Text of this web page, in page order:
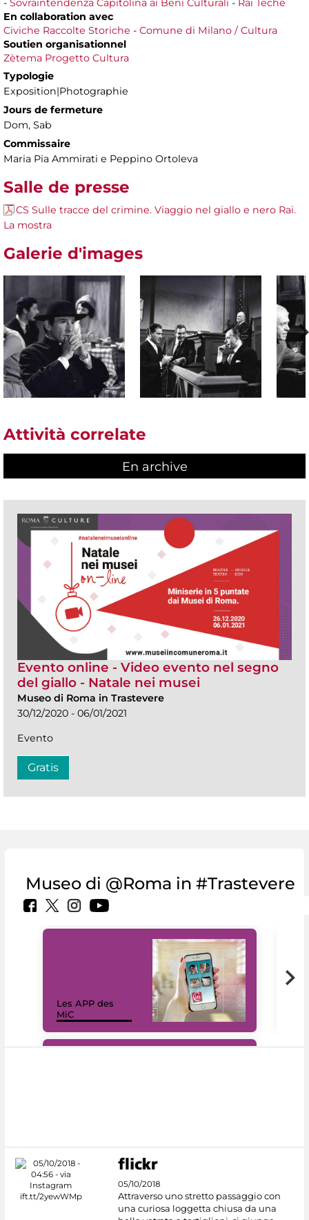
- Sovraintendenza Capitolina ai Beni Culturali - Rai Teche
En collaboration avec
Civiche Raccolte Storiche - Comune di Milano / Cultura
Soutien organisationnel
Zètema Progetto Cultura
Typologie
Exposition|Photographie
Jours de fermeture
Dom, Sab
Commissaire
Maria Pia Ammirati e Peppino Ortoleva
Salle de presse
CS Sulle tracce del crimine. Viaggio nel giallo e nero Rai.
La mostra
Galerie d'images
Attività correlate
En archive
Evento online - Video evento nel segno
del giallo - Natale nei musei
Museo di Roma in Trastevere
30/12/2020 - 06/01/2021
Evento
Gratis
Museo di @Roma in #Trastevere
Les APP des
MiC
05/10/2018
Attraverso uno stretto passaggio con
una curiosa loggetta chiusa da una